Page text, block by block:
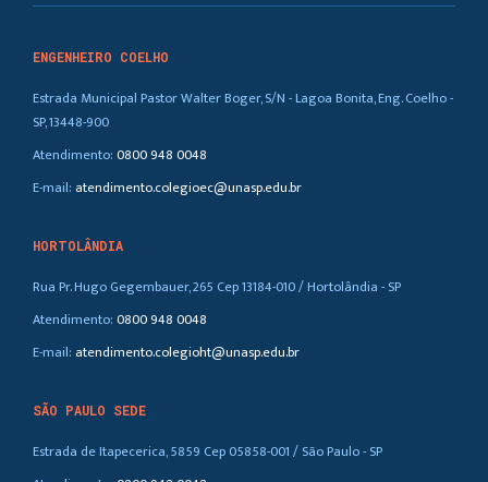
ENGENHEIRO COELHO
Estrada Municipal Pastor Walter Boger, S/N - Lagoa Bonita, Eng. Coelho -
SP, 13448-900
Atendimento:0800 948 0048
E-mail: atendimento.colegioec@unasp.edu.br
HORTOLÂNDIA
Rua Pr. Hugo Gegembauer, 265 Cep 13184-010 / Hortolândia - SP
Atendimento:0800 948 0048
E-mail: atendimento.colegioht@unasp.edu.br
SÃO PAULO SEDE
Estrada de Itapecerica, 5859 Cep 05858-001 / São Paulo - SP